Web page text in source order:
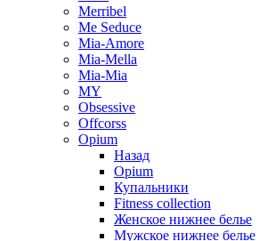
Merribel
Me Seduce
Mia-Amore
Mia-Mella
Mia-Mia
MY
Obsessive
Offcorss
Opium
Назад
Opium
Купальники
Fitness collection
Женское нижнее белье
Мужское нижнее белье